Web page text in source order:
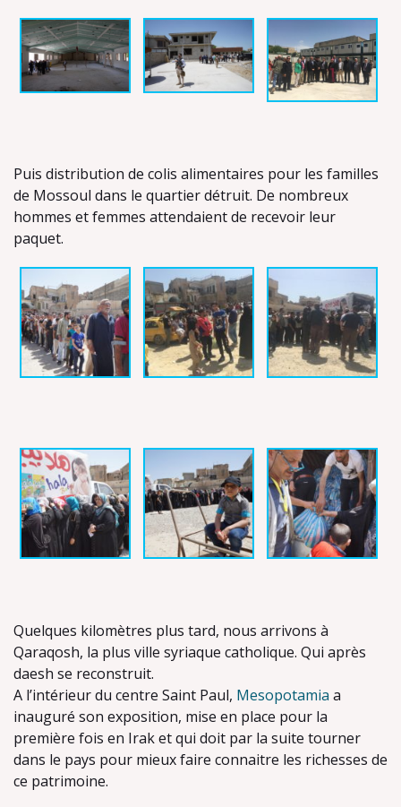
Puis distribution de colis alimentaires pour les familles
de Mossoul dans le quartier détruit. De nombreux
hommes et femmes attendaient de recevoir leur
paquet.
Quelques kilomètres plus tard, nous arrivons à
Qaraqosh, la plus ville syriaque catholique. Qui après
daesh se reconstruit.
A l’intérieur du centre Saint Paul, Mesopotamia a
inauguré son exposition, mise en place pour la
première fois en Irak et qui doit par la suite tourner
dans le pays pour mieux faire connaitre les richesses de
ce patrimoine.